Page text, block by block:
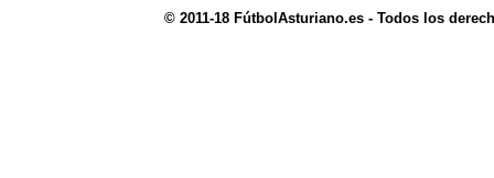
© 2011-18 FútbolAsturiano.es - Todos los